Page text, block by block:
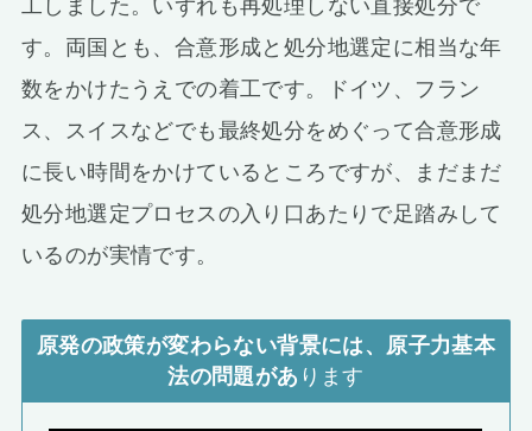
工しました。いずれも再処理しない直接処分で
す。両国とも、合意形成と処分地選定に相当な年
数をかけたうえでの着工です。ドイツ、フラン
ス、スイスなどでも最終処分をめぐって合意形成
に長い時間をかけているところですが、まだまだ
処分地選定プロセスの入り口あたりで足踏みして
いるのが実情です。
原発の政策が変わらない背景には、原子力基本
法の問題があ ります